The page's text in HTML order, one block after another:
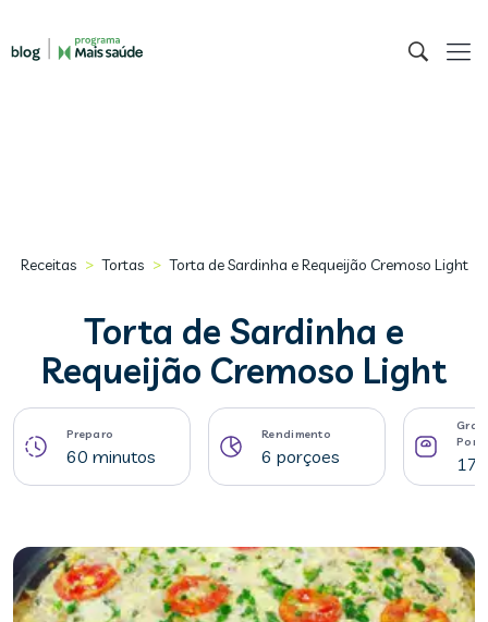
Receitas > Tortas > Torta de Sardinha e Requeijão Cremoso Light
Torta de Sardinha e
Requeijão Cremoso Light
Preparo
60 minutos
Rendimento
6 porçoes